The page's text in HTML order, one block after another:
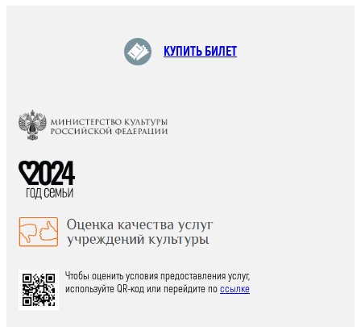
КУПИТЬ БИЛЕТ
Чтобы оценить условия предоставления услуг,
используйте QR-код или перейдите поссылке